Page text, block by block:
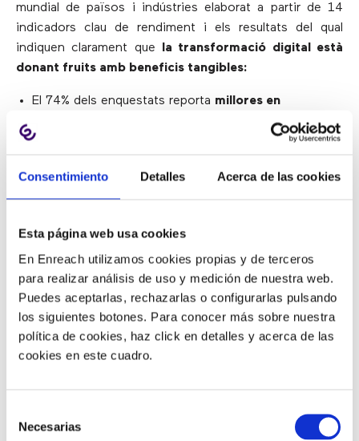
Consentimiento Detalles Acerca de las cookies
Esta página web usa cookies
En Enreach utilizamos cookies propias y de terceros
para realizar análisis de uso y medición de nuestra web.
Puedes aceptarlas, rechazarlas o configurarlas pulsando
los siguientes botones. Para conocer más sobre nuestra
política de cookies, haz click en detalles y acerca de las
cookies en este cuadro.
Necesarias
mundial de països i indústries elaborat a partir de 14
indicadors clau de rendiment i els resultats del qual
indiquen clarament que
la transformació digital està
donant fruits amb beneficis tangibles:
El 74% dels enquestats reporta millores en
El 76% reporta
mercat.
El 40% reporta un
El 37% manifesta queels ingressos provinents de
nous negocis han augmentat.
Principals beneficis de la transformació digital a las
empreses
Segons ha declarat Otto Berkes, CTO de CA
pràctiques en què es basa la transformació